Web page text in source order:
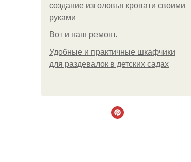
создание изголовья кровати своими
руками
Boт и наш ремoнт.
Удобные и практичные шкафчики
для раздевалок в детских садах